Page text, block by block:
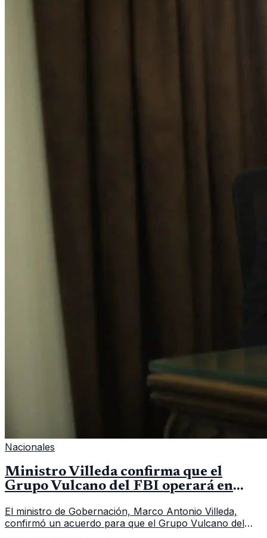
Nacionales
Ministro Villeda confirma que el
Grupo Vulcano del FBI operará en
El ministro de Gobernación, Marco Antonio Villeda,
confirmó un acuerdo para que el Grupo Vulcano del